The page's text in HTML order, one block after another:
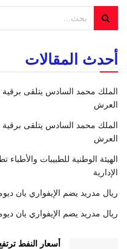
أحدث المقالات
الملك محمد السادس يتلقى برقية
العرش
الملك محمد السادس يتلقى برقية
العرش
الهيئة الوطنية للطبيبات
الإدارية
ريال مدريد يضم الإيفواري يان
ريال مدريد يضم الإيفواري يان
أسعار النفط